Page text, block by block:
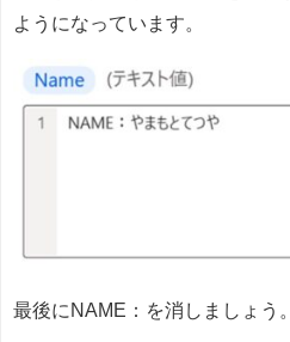
ようになっています。
最後にNAME：を消しましょう。